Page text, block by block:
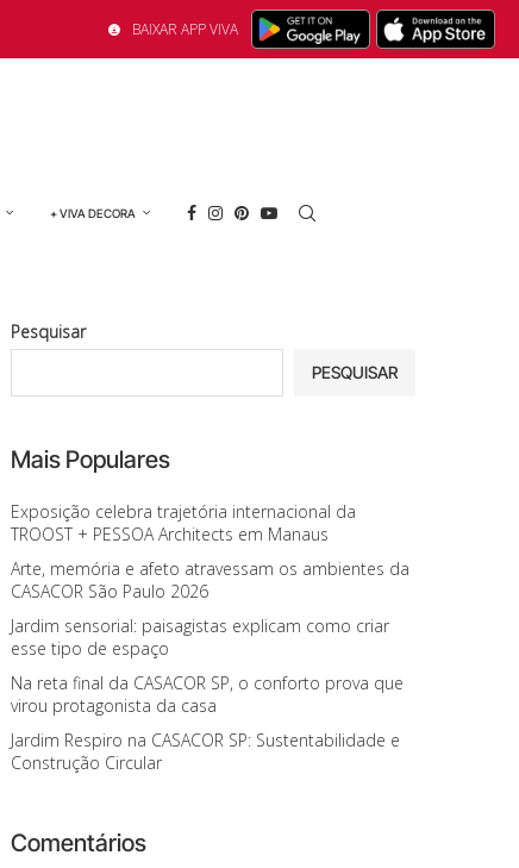
BAIXAR APP VIVA
+ VIVA DECORA
Pesquisar
PESQUISAR
Mais Populares
Exposição celebra trajetória internacional da
TROOST + PESSOA Architects em Manaus
Arte, memória e afeto atravessam os ambientes da
CASACOR São Paulo 2026
Jardim sensorial: paisagistas explicam como criar
esse tipo de espaço
Na reta final da CASACOR SP, o conforto prova que
virou protagonista da casa
Jardim Respiro na CASACOR SP: Sustentabilidade e
Construção Circular
Comentários